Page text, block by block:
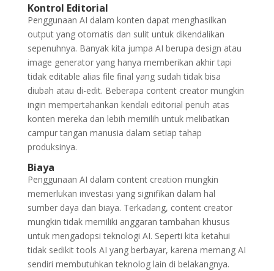
Kontrol Editorial
Penggunaan AI dalam konten dapat menghasilkan
output yang otomatis dan sulit untuk dikendalikan
sepenuhnya. Banyak kita jumpa AI berupa design atau
image generator yang hanya memberikan akhir tapi
tidak editable alias file final yang sudah tidak bisa
diubah atau di-edit. Beberapa content creator mungkin
ingin mempertahankan kendali editorial penuh atas
konten mereka dan lebih memilih untuk melibatkan
campur tangan manusia dalam setiap tahap
produksinya.
Biaya
Penggunaan AI dalam content creation mungkin
memerlukan investasi yang signifikan dalam hal
sumber daya dan biaya. Terkadang, content creator
mungkin tidak memiliki anggaran tambahan khusus
untuk mengadopsi teknologi AI. Seperti kita ketahui
tidak sedikit tools AI yang berbayar, karena memang AI
sendiri membutuhkan teknolog lain di belakangnya.